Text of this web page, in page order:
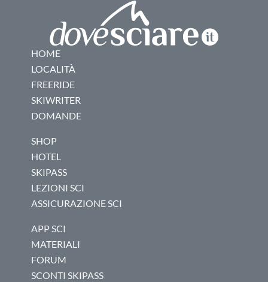
HOME
LOCALITÀ
FREERIDE
SKIWRITER
DOMANDE
SHOP
HOTEL
SKIPASS
LEZIONI SCI
ASSICURAZIONE SCI
APP SCI
MATERIALI
FORUM
SCONTI SKIPASS